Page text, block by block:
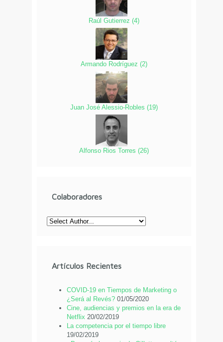
Raúl Gutierrez (4)
Armando Rodríguez (2)
Juan José Alessio-Robles (19)
Alfonso Rios Torres (26)
Colaboradores
Artículos Recientes
COVID-19 en Tiempos de Marketing o
¿Será al Revés? 01/05/2020
Cine, audiencias y premios en la era de
Netflix 20/02/2019
La competencia por el tiempo libre
19/02/2019